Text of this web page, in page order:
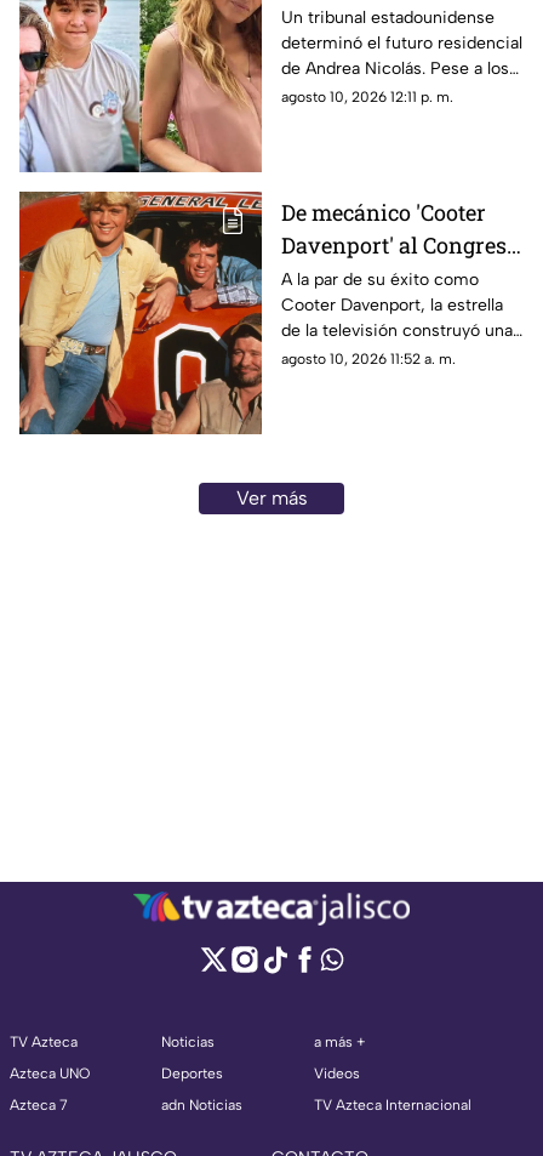
los tribunales y se
queda con la custodia
de su hijo
Un tribunal estadounidense
determinó el futuro residencial
de Andrea Nicolás. Pese a los
deseos del adolescente,
agosto 10, 2026 12:11 p. m.
De mecánico 'Cooter
Davenport' al Congreso:
La increíble doble vida
del actor de 'Los
Duques de Hazzard'
A la par de su éxito como
Cooter Davenport, la estrella
de la televisión construyó una
influyente carrera política que
agosto 10, 2026 11:52 a. m.
Ver más
TV Azteca
Azteca UNO
Azteca 7
Noticias
Deportes
adn Noticias
a más +
Videos
TV Azteca Internacional